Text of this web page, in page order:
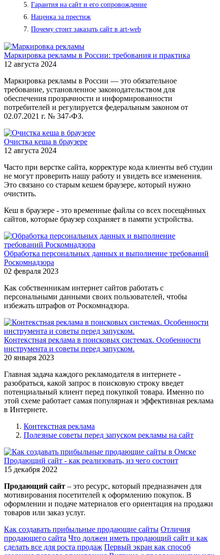
Гарантия на сайт и его сопровождение
Наценка за престиж
Почему стоит заказать сайт в art-web
Маркировка рекламы в России: требования и практика
12 августа 2024
Маркировка рекламы в России — это обязательное
требование, установленное законодательством для
обеспечения прозрачности и информированности
потребителей и регулируется федеральным законом от
02.07.2021 г. № 347-ФЗ.
Очистка кеша в браузере
12 августа 2024
Часто при верстке сайта, корректуре кода клиенты веб студии
не могут проверить нашу работу и увидеть все изменения.
Это связано со старым кешем браузере, который нужно
очистить.
Кеш в браузере - это временные файлы со всех посещённых
сайтов, которые браузер сохраняет в памяти устройства.
Обработка персональных данных и выполнение требований
Роскомнадзора
02 февраля 2023
Как собственникам интернет сайтов работать с
персональными данными своих пользователей, чтобы
избежать штрафов от Роскомнадзора.
Контекстная реклама в поисковых системах. Особенности
инструмента и советы перед запуском.
20 января 2023
Главная задача каждого рекламодателя в интернете -
разобраться, какой запрос в поисковую строку введет
потенциальный клиент перед покупкой товара. Именно по
этой схеме работает самая популярная и эффективная реклама
в Интернете.
Контекстная реклама
Полезные советы перед запуском рекламы на сайт
Продающий сайт - как реализовать, из чего состоит
15 декабря 2022
Продающий сайт – это ресурс, который предназначен для
мотивирования посетителей к оформлению покупок. В
оформлении и подаче материалов его ориентация на продажи
товаров или заказ услуг.
Как создавать прибыльные продающие сайты Отличия
продающего сайта Что должен иметь продающий сайт и как
сделать все для роста продаж Первый экран как способ